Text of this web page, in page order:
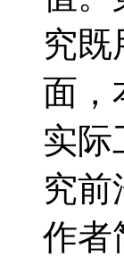
究既
面，
实际
究前
作者